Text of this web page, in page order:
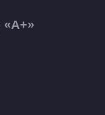
«А+»